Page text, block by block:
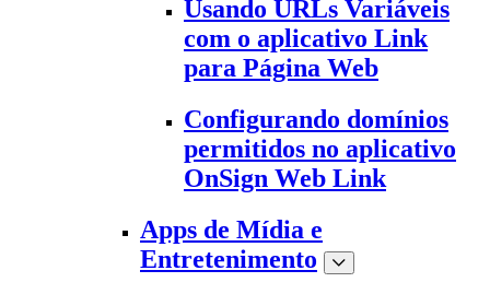
Usando URLs Variáveis
com o aplicativo Link
para Página Web
Configurando domínios
permitidos no aplicativo
OnSign Web Link
Apps de Mídia e
Entretenimento